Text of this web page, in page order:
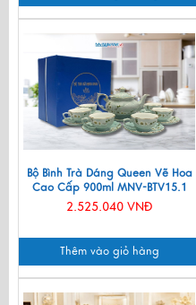
Bộ Bình Trà Dáng Queen Vẽ Hoa
Cao Cấp 900ml MNV-BTV15.1
2.525.040 VNĐ
Thêm vào giỏ hàng